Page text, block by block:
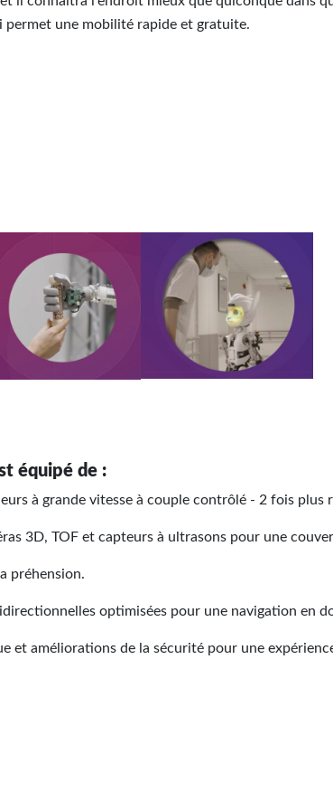
permet une mobilité rapide et gratuite.
équipé de :
à grande vitesse à couple contrôlé - 2 fois plus
3D, TOF et capteurs à ultrasons pour une
préhension.
optimisées pour une navigation en
et améliorations de la sécurité pour une